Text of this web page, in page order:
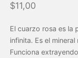
$11,00
El cuarzo rosa es la
infinita. Es el
Funciona